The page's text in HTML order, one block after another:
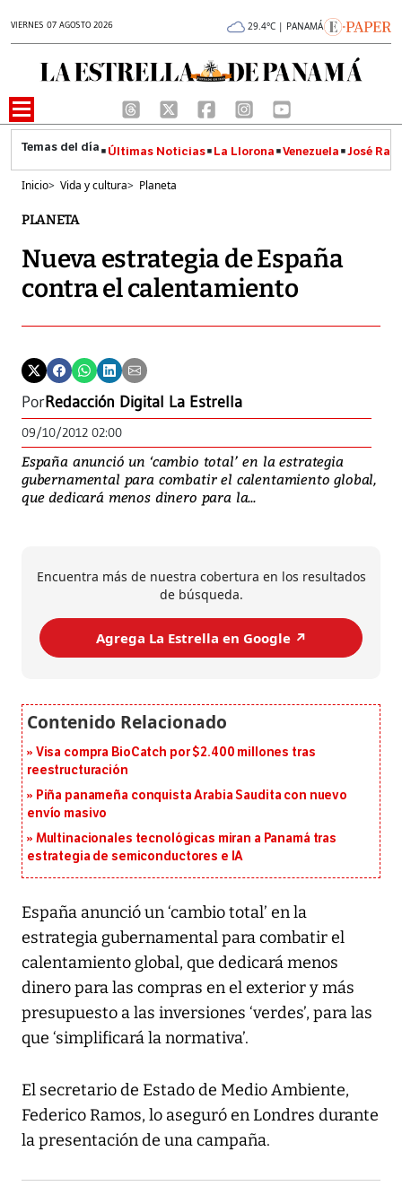
VIERNES 07 AGOSTO 2026 29.4°C | PANAMÁ
Últimas Noticias La Llorona Venezuela José
Inicio> Vida y cultura> Planeta
PLANETA
Nueva estrategia de España
contra el calentamiento
PorRedacción Digital La Estrella
09/10/2012 02:00
España anunció un ‘cambio total’ en la estrategia
gubernamental para combatir el calentamiento global,
que dedicará menos dinero para la...
Encuentra más de nuestra cobertura en los resultados
de búsqueda.
Agrega La Estrella en Google ↗️
Visa compra BioCatch por $2.400 millones tras
reestructuración
Piña panameña conquista Arabia Saudita con nuevo
envío masivo
Multinacionales tecnológicas miran a Panamá tras
estrategia de semiconductores e IA
España anunció un ‘cambio total’ en la
estrategia gubernamental para combatir el
calentamiento global, que dedicará menos
dinero para las compras en el exterior y más
presupuesto a las inversiones ‘verdes’, para las
que ‘simplificará la normativa’.
El secretario de Estado de Medio Ambiente,
Federico Ramos, lo aseguró en Londres durante
la presentación de una campaña.